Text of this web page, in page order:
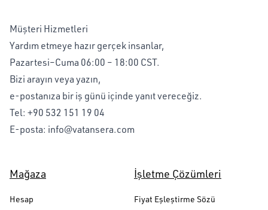
Müşteri Hizmetleri
Yardım etmeye hazır gerçek insanlar,
Pazartesi–Cuma 06:00 – 18:00 CST.
Bizi arayın veya yazın,
e-postanıza bir iş günü içinde yanıt vereceğiz.
Tel: +90 532 151 19 04
E-posta: info@vatansera.com
Mağaza
Hesap
İşletme Çözümleri
Fiyat Eşleştirme Sözü